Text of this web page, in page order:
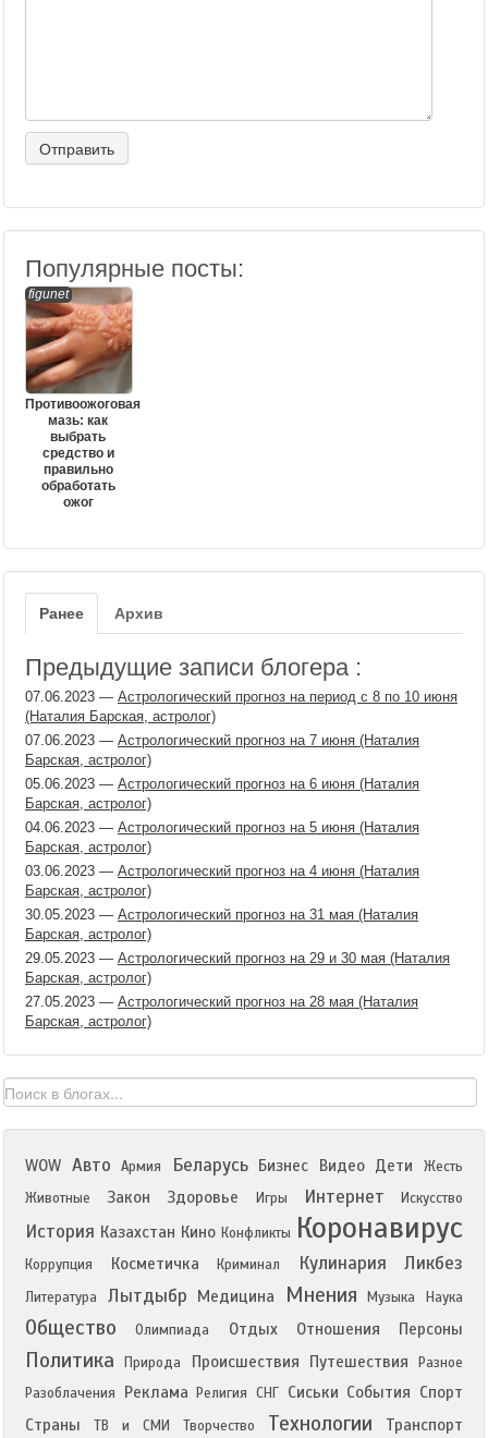
Популярные посты:
figunet
Противоожоговая
мазь: как
выбрать
средство и
правильно
обработать
ожог
Ранее Архив
Предыдущие записи блогера :
07.06.2023 — Астрологический прогноз на период с 8 по 10 июня
(Наталия Барская, астролог)
07.06.2023 — Астрологический прогноз на 7 июня (Наталия
Барская, астролог)
05.06.2023 — Астрологический прогноз на 6 июня (Наталия
Барская, астролог)
04.06.2023 — Астрологический прогноз на 5 июня (Наталия
Барская, астролог)
03.06.2023 — Астрологический прогноз на 4 июня (Наталия
Барская, астролог)
30.05.2023 — Астрологический прогноз на 31 мая (Наталия
Барская, астролог)
29.05.2023 — Астрологический прогноз на 29 и 30 мая (Наталия
Барская, астролог)
27.05.2023 — Астрологический прогноз на 28 мая (Наталия
Барская, астролог)
WOW Авто Армия Беларусь Бизнес Видео Дети
Жесть
Животные
Закон Здоровье Игры Интернет Искусство
История Казахстан Кино Конфликты Коронавирус
Коррупция Косметичка Криминал Кулинария Ликбез
Литература Лытдыбр Медицина Мнения Музыка Наука
Общество Олимпиада Отдых Отношения Персоны
Политика Природа Происшествия Путешествия
Разное
Разоблачения
Реклама Религия СНГ Сиськи События Спорт
Страны
ТВ и СМИ Творчество Технологии Транспорт